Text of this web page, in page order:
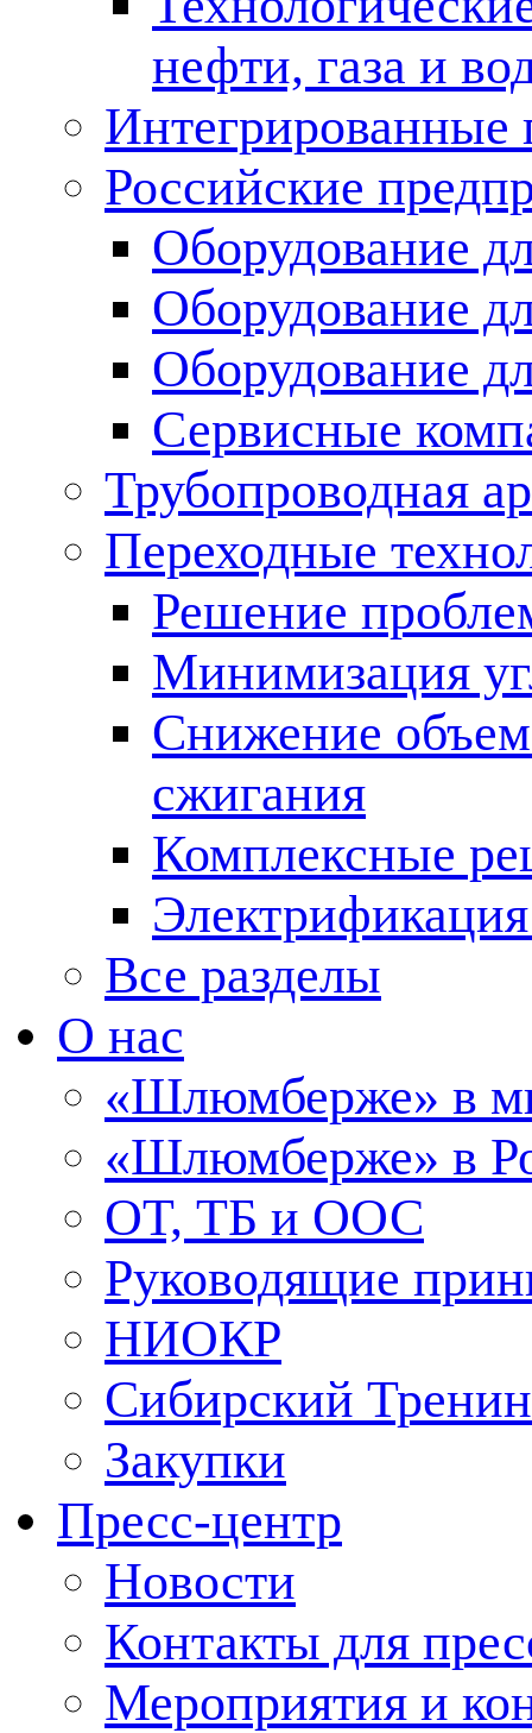
нефти, газа и
Российские
Оборудование
Оборудование
Оборудование
Сервисные
Трубопроводная
Переходные
Решение
Минимизация
Снижение
сжигания
Комплексные
Все разделы
О нас
«Шлюмберже» в
«Шлюмберже» в
ОТ, ТБ и ООС
Руководящие
НИОКР
Сибирский
Закупки
Пресс-центр
Новости
Контакты для
Мероприятия и